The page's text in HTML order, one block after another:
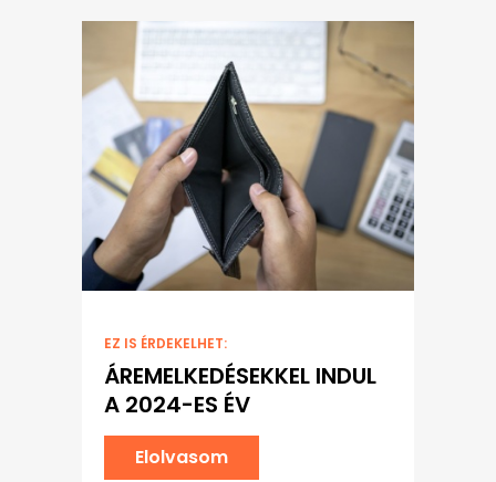
EZ IS ÉRDEKELHET:
ÁREMELKEDÉSEKKEL INDUL
A 2024-ES ÉV
Elolvasom